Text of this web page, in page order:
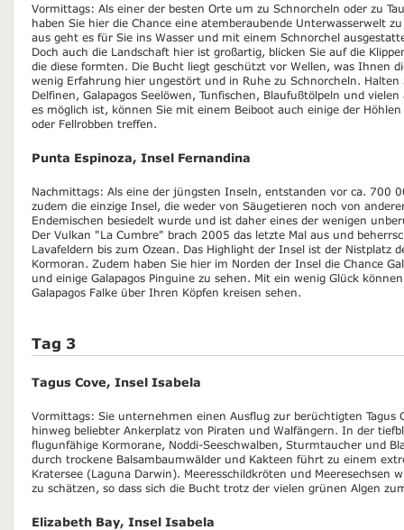
Vormittags: Als einer der besten Orte um zu Schnorcheln oder zu
haben Sie hier die Chance eine atemberaubende Unterwasserwelt
aus geht es für Sie ins Wasser und mit einem Schnorchel
Doch auch die Landschaft hier ist großartig, blicken Sie auf die
die diese formten. Die Bucht liegt geschützt vor Wellen, was Ihnen
wenig Erfahrung hier ungestört und in Ruhe zu Schnorcheln. Halten
Delfinen, Galapagos Seelöwen, Tunfischen, Blaufußtölpeln und
es möglich ist, können Sie mit einem Beiboot auch einige der
oder Fellrobben treffen.
Punta Espinoza, Insel Fernandina
Nachmittags: Als eine der jüngsten Inseln, entstanden vor ca. 700
zudem die einzige Insel, die weder von Säugetieren noch von
Endemischen besiedelt wurde und ist daher eines der wenigen
Der Vulkan "La Cumbre" brach 2005 das letzte Mal aus und
Lavafeldern bis zum Ozean. Das Highlight der Insel ist der Nistplatz
Kormoran. Zudem haben Sie hier im Norden der Insel die Chance
und einige Galapagos Pinguine zu sehen. Mit ein wenig Glück
Galapagos Falke über Ihren Köpfen kreisen sehen.
Tag 3
Tagus Cove, Insel Isabela
Vormittags: Sie unternehmen einen Ausflug zur berüchtigten Tagus
hinweg beliebter Ankerplatz von Piraten und Walfängern. In der
flugunfähige Kormorane, Noddi-Seeschwalben, Sturmtaucher und
durch trockene Balsambaumwälder und Kakteen führt zu einem
Kratersee (Laguna Darwin). Meeresschildkröten und Meeresechsen
zu schätzen, so dass sich die Bucht trotz der vielen grünen Algen
Elizabeth Bay, Insel Isabela